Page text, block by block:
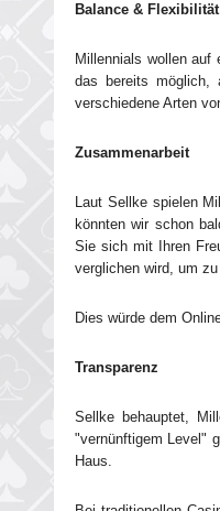
Balance & Flexibilität
Millennials wollen auf
das bereits möglich,
verschiedene Arten
Zusammenarbeit
Laut Sellke spielen
könnten wir schon
Sie sich mit Ihren
verglichen wird, um
Dies würde dem
Transparenz
Sellke behauptet,
"vernünftigem Level"
Haus.